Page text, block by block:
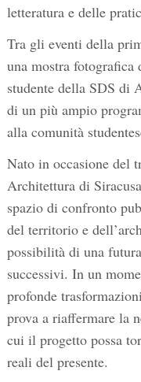
letteratura e delle
Tra gli eventi della
una mostra fotografica
studente della SDS di
di un più ampio
alla comunità
Nato in occasione del
Architettura di
spazio di confronto
del territorio e
possibilità di una
successivi. In un
profonde
prova a riaffermare la
cui il progetto possa
reali del presente.